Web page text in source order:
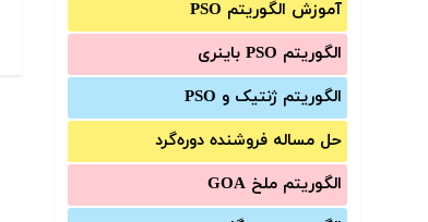
آموزش الگوریتم PSO
الگوریتم PSO باینری
الگوریتم ژنتیک و PSO
حل مساله فروشنده دوره‌گرد
الگوریتم ملخ GOA